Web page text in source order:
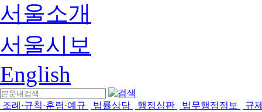
서울소개
서울시보
English
조례·규칙·훈령·예규 법률상담 행정심판 법무행정정보 규